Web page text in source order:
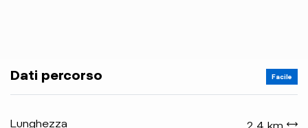
Dati percorso Facile
Lunghezza